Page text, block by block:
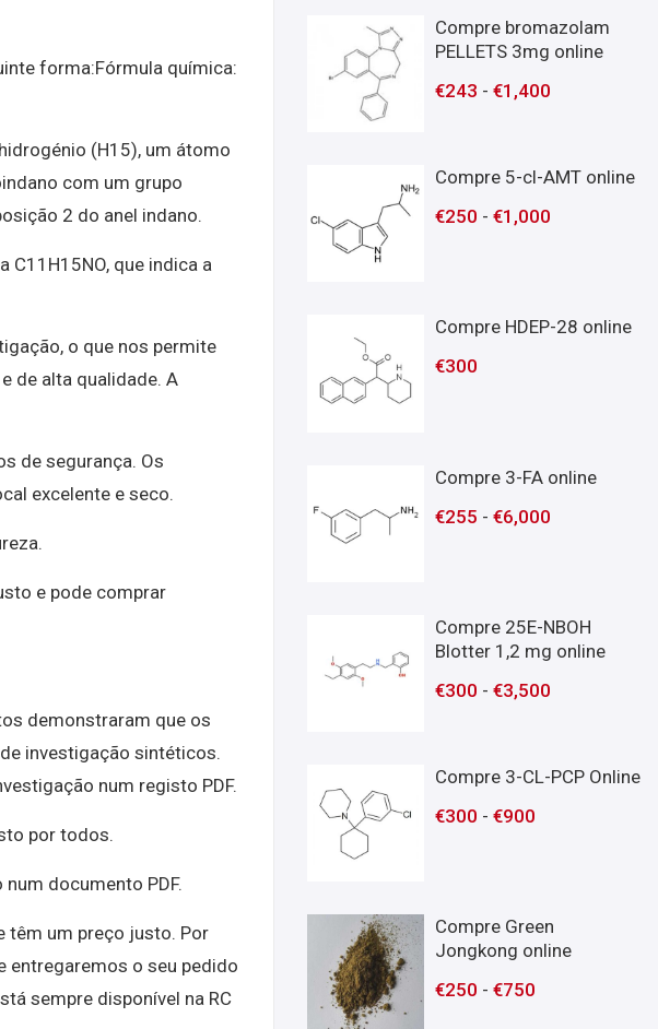
forma:Fórmula química:
(H15), um átomo
com um grupo
2 do anel indano.
C11H15NO, que indica a
o que nos permite
de alta qualidade. A
de segurança. Os
excelente e seco.
e pode comprar
demonstraram que os
investigação sintéticos.
num registo PDF.
por todos.
documento PDF.
têm um preço justo. Por
entregaremos o seu pedido
sempre disponível na RC
Compre bromazolam
PELLETS 3mg online
€243 -€1,400
Compre 5-cl-AMT online
€250 -€1,000
Compre HDEP-28 online
€300
Compre 3-FA online
€255 -€6,000
Compre 25E-NBOH
Blotter 1,2 mg online
€300 -€3,500
Compre 3-CL-PCP Online
€300 -€900
Compre Green
Jongkong online
€250 -€750